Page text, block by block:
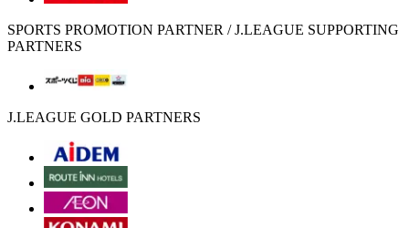
SPORTS PROMOTION PARTNER / J.LEAGUE SUPPORTING
PARTNERS
J.LEAGUE GOLD PARTNERS